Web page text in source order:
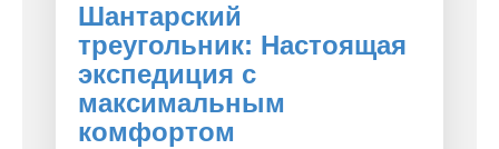
Шантарский
треугольник: Настоящая
экспедиция с
максимальным
комфортом